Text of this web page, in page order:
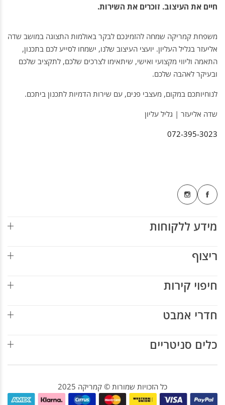
חיים את העיצוב. זוכרים את השירות.
משפחת קמריקה שמחה להזמינכם לבקר באולמות התצוגה במושב שדה
אליעזר בגליל העליון. יועצי העיצוב שלנו, ישמחו לסייע לכם בתכנון,
התאמה וליווי מקצועי ואישי, שיתאימו לצרכים שלכם, לתקציב שלכם
ובעיקר לאהבה שלכם.
לנוחיותכם במקום, מעצבי פנים, עם שירות הדמיות לתכנון ביתכם.
שדה אליעזר | גליל עליון
072-395-3023
מידע ללקוחות
ריצוף
חיפוי קירות
חדרי אמבט
כלים סניטריים
כל הזכויות שמורות © קמריקה 2025